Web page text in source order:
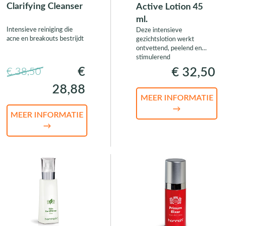
Clarifying Cleanser
Intensieve reiniging die
acne en breakouts bestrijdt
€ 38,50
€
28,88
MEER INFORMATIE
→
Active Lotion 45
ml.
Deze intensieve
gezichtslotion werkt
ontvettend, peelend en
stimulerend
€ 32,50
MEER INFORMATIE
→